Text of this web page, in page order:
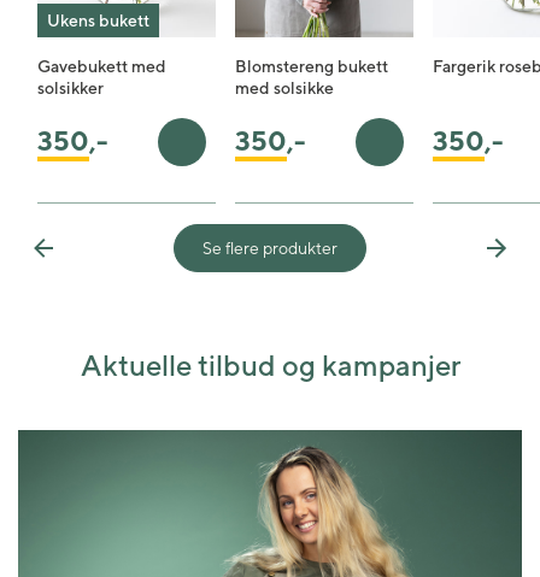
Ukens bukett
Gavebukett med
solsikker
350,- Legg i handlekurv
Blomstereng bukett
med solsikke
350,- Legg i handlekurv
Fargerik
350,-
Previous Next
Se flere produkter
Aktuelle tilbud og kampanjer